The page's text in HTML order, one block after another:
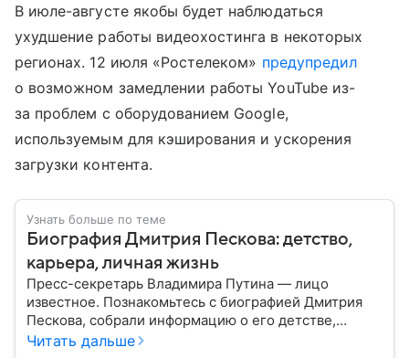
В июле-августе якобы будет наблюдаться
ухудшение работы видеохостинга в некоторых
регионах. 12 июля «Ростелеком» предупредил
о возможном замедлении работы YouTube из-
за проблем с оборудованием Google,
используемым для кэширования и ускорения
загрузки контента.
Узнать больше по теме
Биография Дмитрия Пескова: детство,
карьера, личная жизнь
Пресс-секретарь Владимира Путина — лицо
известное. Познакомьтесь с биографией Дмитрия
Пескова, собрали информацию о его детстве,
карьере, личной жизни, наградах и политических
Читать дальше